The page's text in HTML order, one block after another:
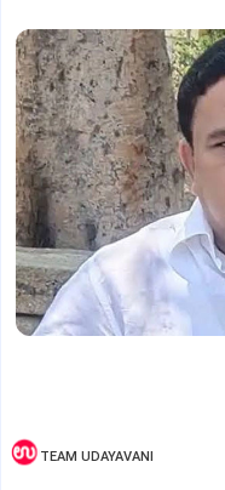
TEAM UDAYAVANI